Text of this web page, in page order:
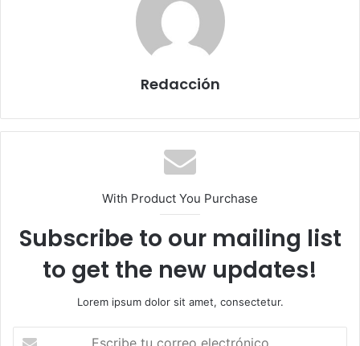
Redacción
With Product You Purchase
Subscribe to our mailing list
to get the new updates!
Lorem ipsum dolor sit amet, consectetur.